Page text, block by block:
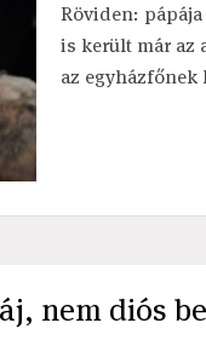
Röviden:
is került már az
az
nem diós